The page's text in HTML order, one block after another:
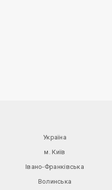
Україна
м. Київ
Івано-Франківська
Волинська